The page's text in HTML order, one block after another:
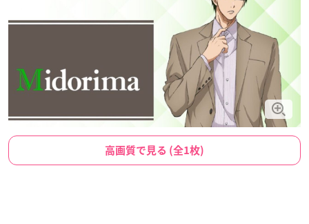
高画質で見る (全1枚)